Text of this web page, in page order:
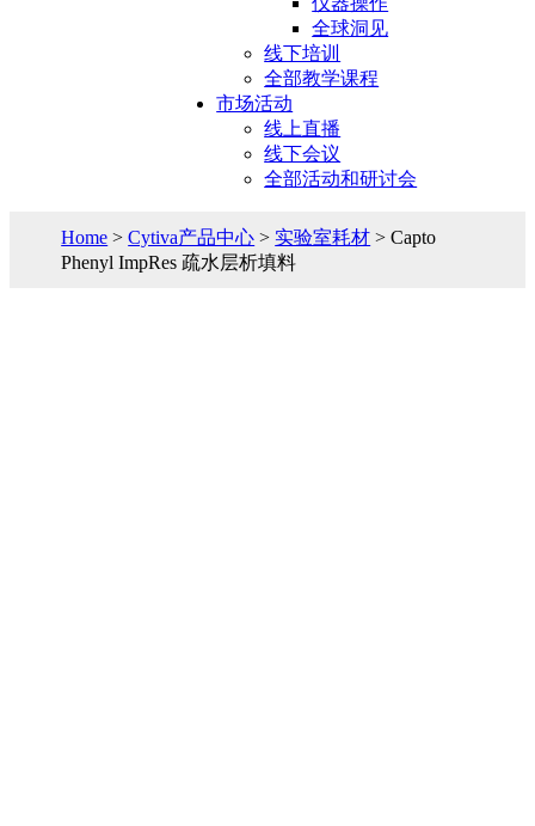
全球洞见
线下培训
全部教学课程
市场活动
线上直播
线下会议
全部活动和研讨会
Home >Cytiva产品中心 > 实验室耗材 > Capto
Phenyl ImpRes 疏水层析填料